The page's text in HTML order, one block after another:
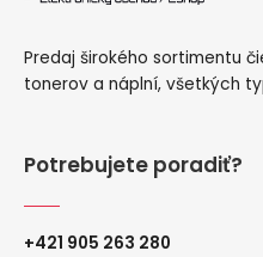
Predaj širokého sortimentu
tonerov a náplní, všetkých
Potrebujete poradiť?
+421 905 263 280